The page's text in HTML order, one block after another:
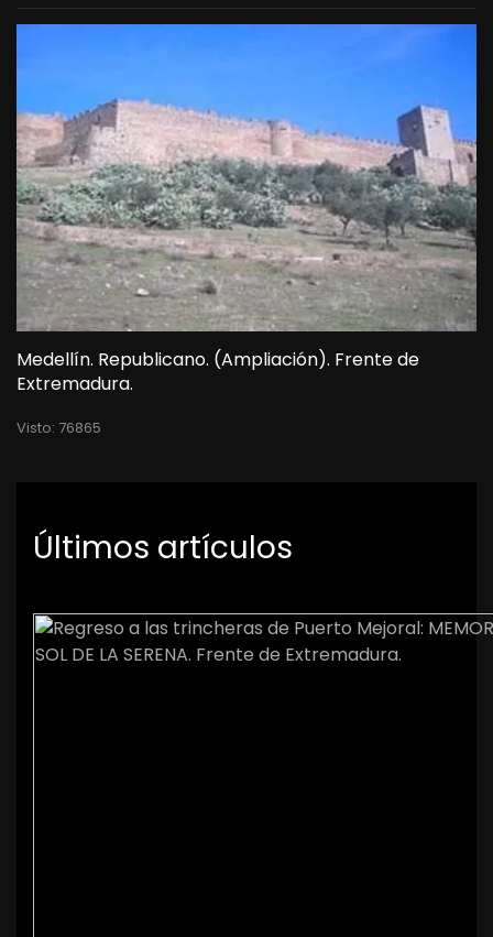
Medellín. Republicano. (Ampliación). Frente de
Extremadura.
Visto: 76865
Últimos artículos